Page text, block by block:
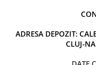
ADRESA DEPOZIT:
CLUJ-